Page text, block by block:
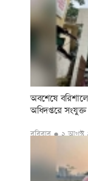
অবশেষে
অধিদপ্তরে সংযুক্ত
রবিবার ● ২ আগস্ট